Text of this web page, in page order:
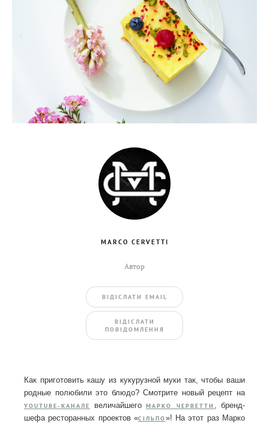
MARCO CERVETTI
Автор
ВIДIСЛАТИ EMAIL
BIДIСЛАТИ
ПОВIДОМЛЕННЯ
Как приготовить кашу из кукурузной муки так, чтобы ваши
родные полюбили это блюдо? Смотрите новый рецепт на
YOUTUBE-КАНАЛЕ величайшего МАРКО ЧЕРВЕТТИ , бренд-
шефа ресторанных проектов «СІЛЬПО»! На этот раз Марко